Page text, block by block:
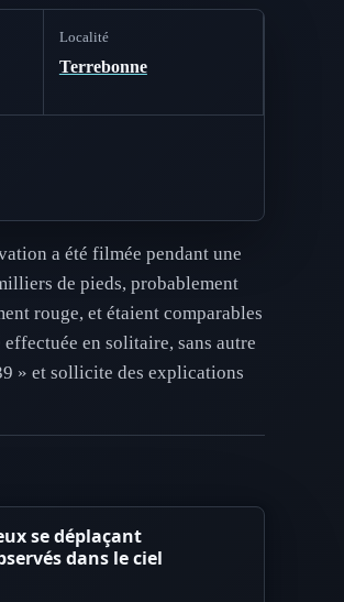
Localité
Terrebonne
a été filmée pendant une
de pieds, probablement
rouge, et étaient comparables
en solitaire, sans autre
» et sollicite des explications
se déplaçant
dans le ciel